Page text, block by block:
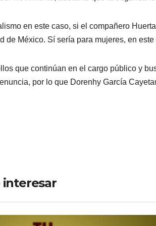
en este caso, si el compañero
de México. Sí sería para mujeres, en este
que continúan en el cargo público y
por lo que Dorenhy García